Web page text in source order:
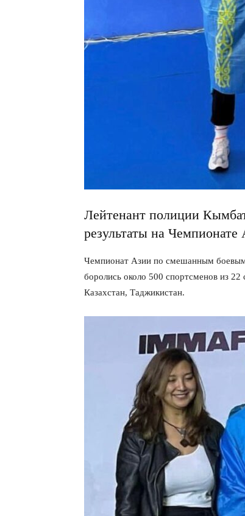
Лейтенант полиции
результаты на
Чемпионат Азии по смешанным
боролись около 500 спортсменов из
Казахстан, Таджикистан.